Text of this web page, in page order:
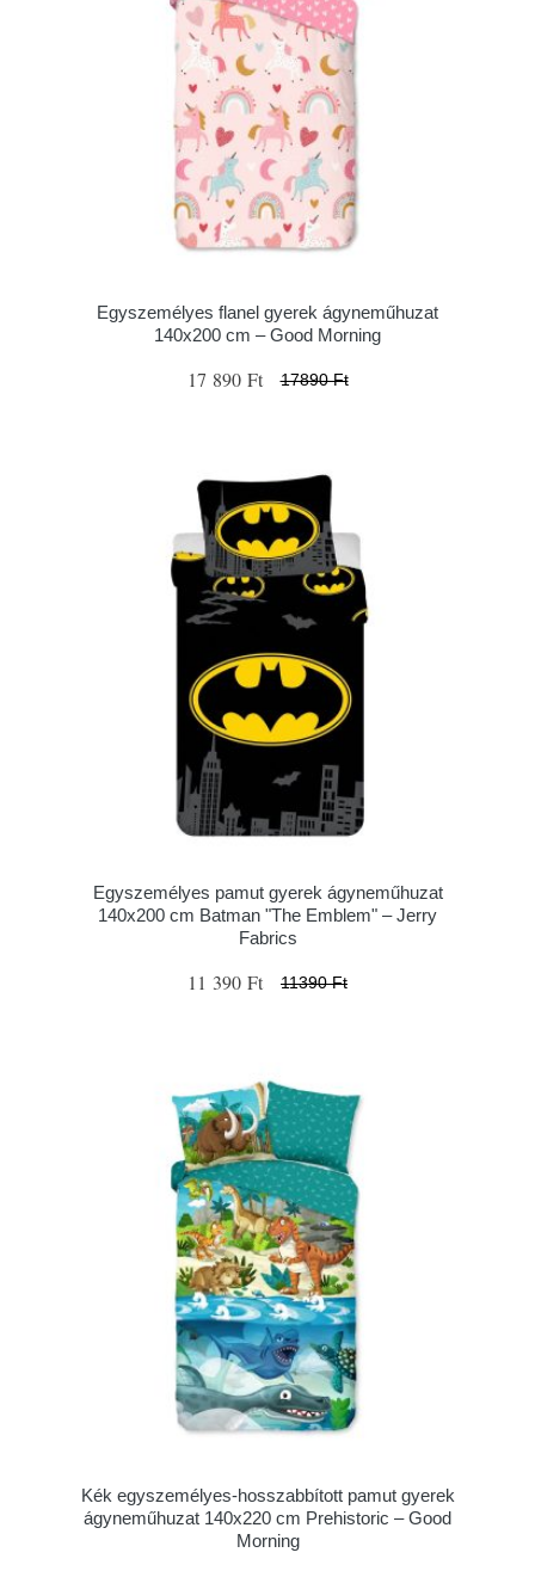
Egyszemélyes flanel gyerek ágyneműhuzat
140x200 cm – Good Morning
17 890 Ft 17890 Ft
Egyszemélyes pamut gyerek ágyneműhuzat
140x200 cm Batman "The Emblem" – Jerry
Fabrics
11 390 Ft 11390 Ft
Kék egyszemélyes-hosszabbított pamut gyerek
ágyneműhuzat 140x220 cm Prehistoric – Good
Morning